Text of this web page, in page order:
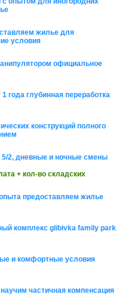
жилье для
условия
официальное
года глубинная переработка
конструкций полного
2, дневные и ночные смены
+ кол-во складских
предоставляем жилье
комплекс glibivka family park
и комфортные условия
частичная компенсация